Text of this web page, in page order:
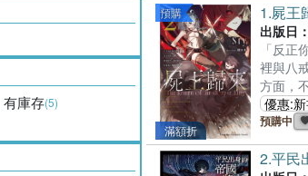
有庫存(5)
預購
滿額折
1.屍王
出版日：
「反
裡與八
方面，
委託，
斯， 以
再次召
優惠:
預購中
2.平民